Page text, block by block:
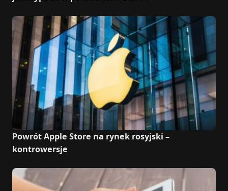
Powrót Apple Store na rynek rosyjski –
kontrowersje